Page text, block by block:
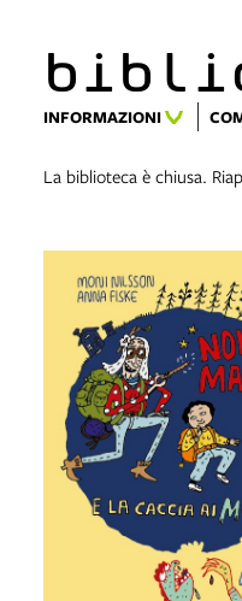
INFORMAZIONI
La biblioteca è chiusa.